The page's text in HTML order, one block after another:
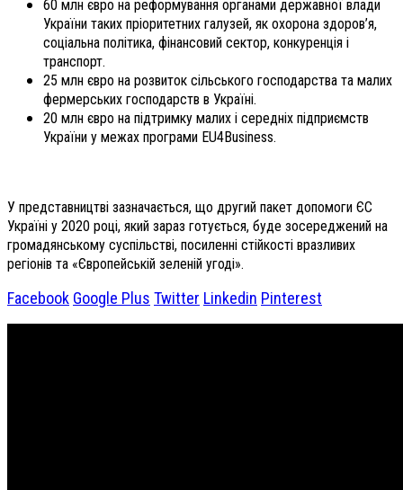
60 млн євро на реформування органами державної влади
України таких пріоритетних галузей, як охорона здоров’я,
соціальна політика, фінансовий сектор, конкуренція і
транспорт.
25 млн євро на розвиток сільського господарства та малих
фермерських господарств в Україні.
20 млн євро на підтримку малих і середніх підприємств
України у межах програми EU4Business.
У представництві зазначається, що другий пакет допомоги ЄС
Україні у 2020 році, який зараз готується, буде зосереджений на
громадянському суспільстві, посиленні стійкості вразливих
регіонів та «Європейській зеленій угоді».
Facebook Google Plus Twitter Linkedin Pinterest